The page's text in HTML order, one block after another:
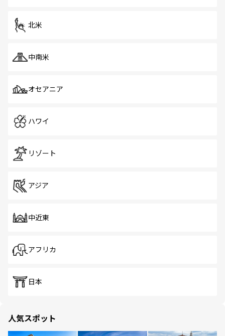
北米
中南米
オセアニア
ハワイ
リゾート
アジア
中近東
アフリカ
日本
人気スポット